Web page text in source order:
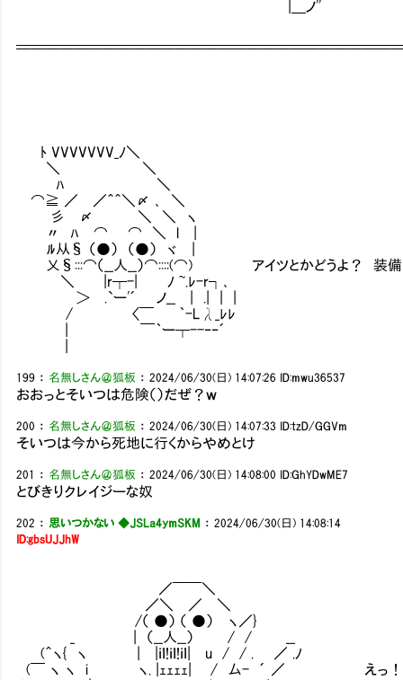
|＿ノ''
￣￣￣￣￣￣￣￣￣￣￣￣￣￣￣￣￣￣￣￣￣￣￣￣￣￣
ﾄ VVVVVVV_ﾉ＼
＼ ＼
ﾊ ＼
⌒≧ ／ ／＾＾＼〆 ､ ＼
彡 〆 ＼ ＼ ヽ
〃 ﾊ ⌒ ⌒ ＼ l |
ﾙ从§ （●） （●） ヾ |
乂§:::⌒（__人__）⌒::::(⌒) アイツとかどうよ？ 装備がし
＼ |r┬-| ﾉ ~.ﾚ-r┐､
＞ .`ー'´ ノ__ | .| | |
/ 〈￣ ｀-Lλ_ﾚﾚ
| ￣｀ー┬--‐‐´
199 ： 名無しさん＠狐板 ：2024/06/30(日) 14:07:26 ID:mwu36537
おおっとそいつは危険（）だぜ？ｗ
200 ： 名無しさん＠狐板 ：2024/06/30(日) 14:07:33 ID:tzD/GGVm
そいつは今から死地に行くからやめとけ
201 ： 名無しさん＠狐板 ：2024/06/30(日) 14:08:00 ID:GhYDwME7
とびきりクレイジーな奴
202 ： 思いつかない ◆JSLa4ymSKM ：2024/06/30(日) 14:08:14
ID:gbsUJJhW
／￣￣＼
／＼ ／ ＼
/（ ●） （ ●） ヽ／}
_ | （__人__） / / __
(＾ヽ{ ヽ | |ｉｌ!ｉｌ!ｉｌ| u / / . ／ .ﾉ
(￣ ヽ ヽ i ヽ. |ｪｪｪｪ| / 厶- ´ ／ えっ！？